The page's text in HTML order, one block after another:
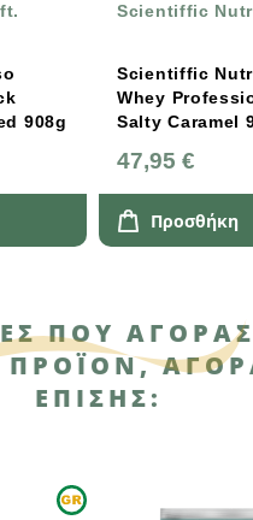
908g
Scientiffic
Scientiffic
Whey
Salty Caramel
47,95 €
Προσθήκη
ΠΟΥ
ΕΠΊΣΗΣ: